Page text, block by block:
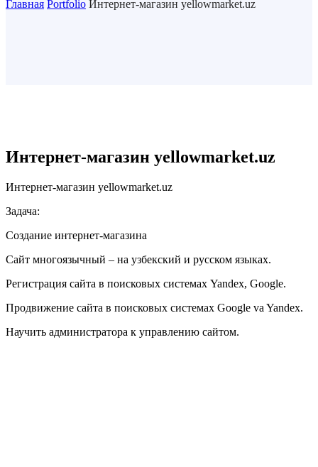
Главная Portfolio Интернет-магазин yellowmarket.uz
Интернет-магазин yellowmarket.uz
Интернет-магазин yellowmarket.uz
Задача:
Создание интернет-магазина
Сайт многоязычный – на узбекский и русском языках.
Регистрация сайта в поисковых системах Yandex, Google.
Продвижение сайта в поисковых системах Google va Yandex.
Научить администратора к управлению сайтом.